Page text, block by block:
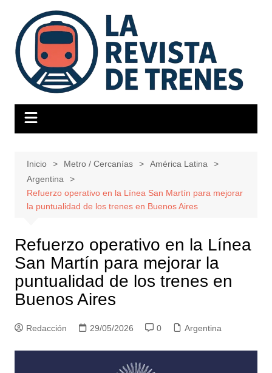
contenido
Inicio Metro / Cercanías
América Latina
Argentina
Refuerzo operativo en la Línea San Martín para mejorar
la puntualidad de los trenes en Buenos Aires
Refuerzo operativo en la Línea
San Martín para mejorar la
puntualidad de los trenes en
Buenos Aires
Redacción 29/05/2026 0 Argentina